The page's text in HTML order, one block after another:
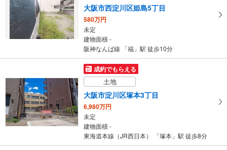
大阪市西淀川区姫島5丁目
580万円
未定
建物面積 -
阪神なんば線 「福」駅 徒歩10分
成約でもらえる
土地
大阪市淀川区塚本3丁目
6,980万円
未定
建物面積 -
東海道本線（JR西日本） 「塚本」駅 徒歩8分